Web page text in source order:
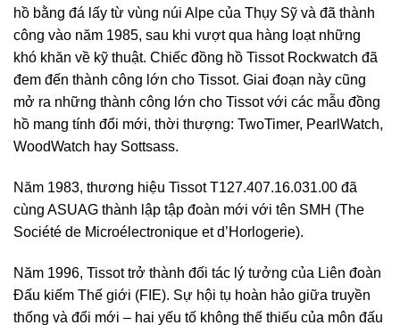
hồ bằng đá lấy từ vùng núi Alpe của Thụy Sỹ và đã thành
công vào năm 1985, sau khi vượt qua hàng loạt những
khó khăn về kỹ thuật. Chiếc đồng hồ Tissot Rockwatch đã
đem đến thành công lớn cho Tissot. Giai đoạn này cũng
mở ra những thành công lớn cho Tissot với các mẫu đồng
hồ mang tính đổi mới, thời thượng: TwoTimer, PearlWatch,
WoodWatch hay Sottsass.
Năm 1983, thương hiệu Tissot T127.407.16.031.00 đã
cùng ASUAG thành lập tập đoàn mới với tên SMH (The
Société de Microélectronique et d’Horlogerie).
Năm 1996, Tissot trở thành đối tác lý tưởng của Liên đoàn
Đấu kiếm Thế giới (FIE). Sự hội tụ hoàn hảo giữa truyền
thống và đổi mới – hai yếu tố không thế thiếu của môn đấu